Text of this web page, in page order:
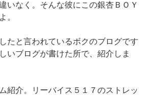
いなく。そんな彼にこの銀杏ＢＯＹ
。
たと言われているボクのブログです
いブログが書けた所で、紹介しま
紹介。リーバイス５１７のストレッ